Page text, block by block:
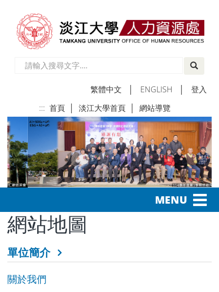
繁體中文 ENGLISH
登入
::: 首頁 淡江大學首頁 網站導覽
MENU
網站地圖
單位簡介
關於我們